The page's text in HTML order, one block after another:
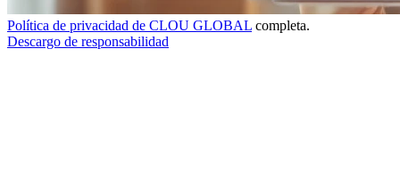
Política de privacidad de CLOU GLOBAL completa.
Descargo de responsabilidad